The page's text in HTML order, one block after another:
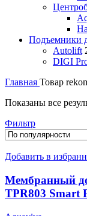
Подъемники
Autolift
DIGI
Главная Товар
Показаны все
Фильтр
Добавить в
Мембранный
TPR803 Smart